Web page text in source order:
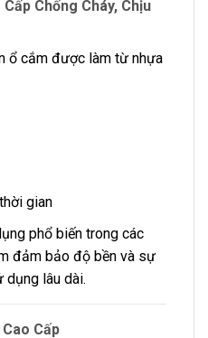
Chống Cháy, Chịu
ổ cắm được làm từ nhựa
gian
phổ biến trong các
đảm bảo độ bền và sự
dụng lâu dài.
Cấp